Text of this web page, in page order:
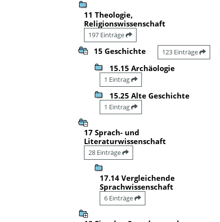
11 Theologie,
Religionswissenschaft
197 Einträge
15 Geschichte 123 Einträge
15.15 Archäologie
1 Eintrag
15.25 Alte Geschichte
1 Eintrag
17 Sprach- und
Literaturwissenschaft
28 Einträge
17.14 Vergleichende
Sprachwissenschaft
6 Einträge